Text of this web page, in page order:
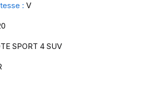
: V
SPORT 4 SUV